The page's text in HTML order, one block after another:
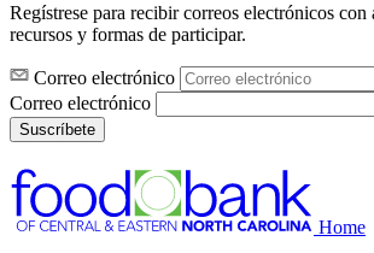
Regístrese para recibir correos electrónicos con
recursos y formas de participar.
Correo electrónico
Correo electrónico
Suscríbete
Home